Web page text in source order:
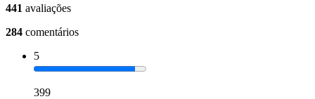
441 avaliações
284 comentários
5
399